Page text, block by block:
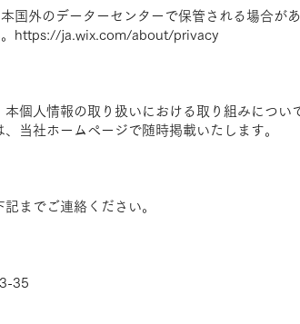
国外のデーターセンターで保管される場合があ
https://ja.wix.com/about/privacy
個人情報の取り扱いにおける取り組みについ
当社ホームページで随時掲載いたします。
までご連絡ください。
35